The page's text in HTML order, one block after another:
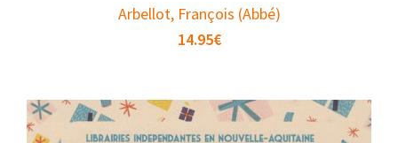
Arbellot, François (Abbé)
14.95€